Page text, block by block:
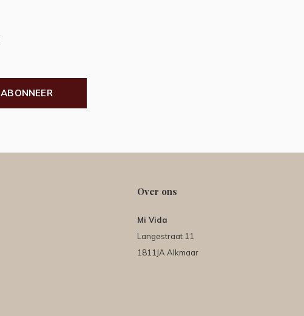
ABONNEER
Over ons
Mi Vida
Langestraat 11
1811JA Alkmaar